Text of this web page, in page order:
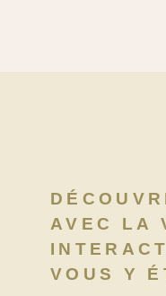
AVEC LA
VOUS Y